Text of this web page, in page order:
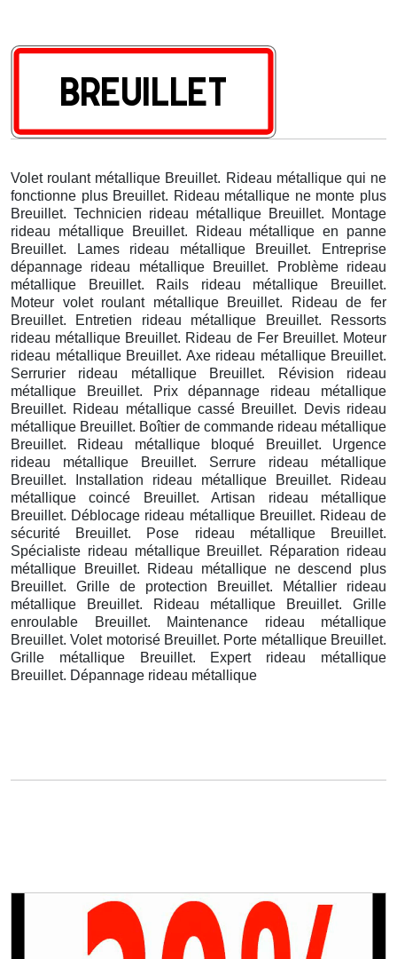
Volet roulant métallique Breuillet. Rideau métallique qui ne
fonctionne plus Breuillet. Rideau métallique ne monte plus
Breuillet. Technicien rideau métallique Breuillet. Montage
rideau métallique Breuillet. Rideau métallique en panne
Breuillet. Lames rideau métallique Breuillet. Entreprise
dépannage rideau métallique Breuillet. Problème rideau
métallique Breuillet. Rails rideau métallique Breuillet.
Moteur volet roulant métallique Breuillet. Rideau de fer
Breuillet. Entretien rideau métallique Breuillet. Ressorts
rideau métallique Breuillet. Rideau de Fer Breuillet. Moteur
rideau métallique Breuillet. Axe rideau métallique Breuillet.
Serrurier rideau métallique Breuillet. Révision rideau
métallique Breuillet. Prix dépannage rideau métallique
Breuillet. Rideau métallique cassé Breuillet. Devis rideau
métallique Breuillet. Boîtier de commande rideau métallique
Breuillet. Rideau métallique bloqué Breuillet. Urgence
rideau métallique Breuillet. Serrure rideau métallique
Breuillet. Installation rideau métallique Breuillet. Rideau
métallique coincé Breuillet. Artisan rideau métallique
Breuillet. Déblocage rideau métallique Breuillet. Rideau de
sécurité Breuillet. Pose rideau métallique Breuillet.
Spécialiste rideau métallique Breuillet. Réparation rideau
métallique Breuillet. Rideau métallique ne descend plus
Breuillet. Grille de protection Breuillet. Métallier rideau
métallique Breuillet. Rideau métallique Breuillet. Grille
enroulable Breuillet. Maintenance rideau métallique
Breuillet. Volet motorisé Breuillet. Porte métallique Breuillet.
Grille métallique Breuillet. Expert rideau métallique
Breuillet. Dépannage rideau métallique